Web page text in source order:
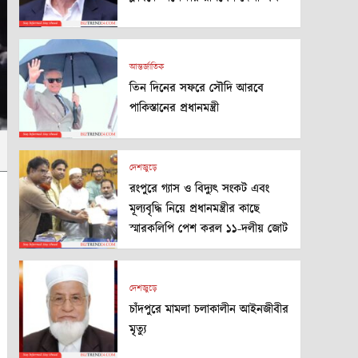
আন্তর্জাতিক
তিন দিনের সফরে সৌদি আরবে
পাকিস্তানের প্রধানমন্ত্রী
দেশজুড়ে
রংপুরে গ্যাস ও বিদ্যুৎ সংকট এবং
মূল্যবৃদ্ধি নিয়ে প্রধানমন্ত্রীর কাছে
স্মারকলিপি পেশ করল ১১-দলীয় জোট
দেশজুড়ে
চাঁদপুরে মামলা চলাকালীন আইনজীবীর
মৃত্যু